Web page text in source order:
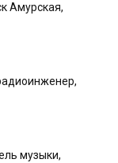
Амурская,
музыки,